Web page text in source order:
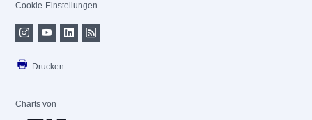
Cookie-Einstellungen
Drucken
Charts von